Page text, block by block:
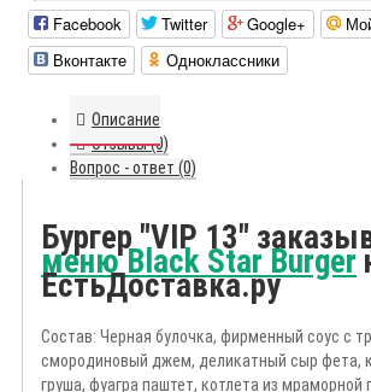
Facebook Twitter Google+
Вконтакте
Одноклассники
Описание
Отзывы (0)
Вопрос - ответ (0)
Бургер "VIP 13"
меню Black Star Burger
ЕстьДоставка.ру
Состав: Черная булочка, фирменный соус с
смородиновый джем, деликатный сыр фета,
груша, фуагра паштет, котлета из